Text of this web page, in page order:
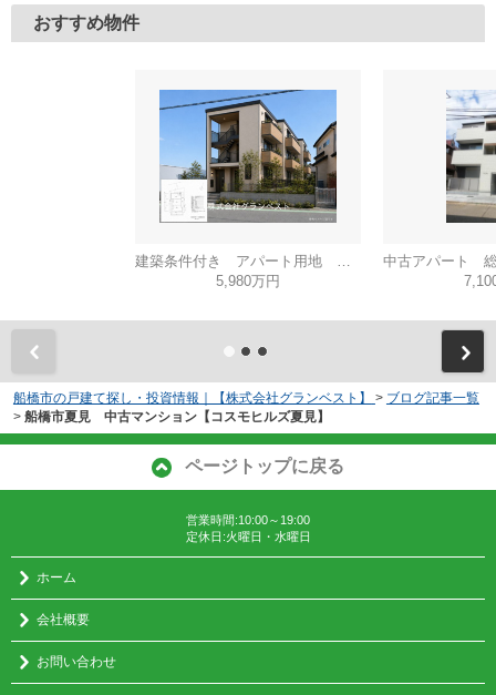
おすすめ物件
建築条件付き アパート用地 想定利回り6.3％
5,980万円
船橋市の戸建て探し・投資情報｜【株式会社グランベスト】 > ブログ記事一覧
> 船橋市夏見 中古マンション【コスモヒルズ夏見】
ページトップに戻る
営業時間:10:00～19:00
定休日:火曜日・水曜日
ホーム
会社概要
お問い合わせ